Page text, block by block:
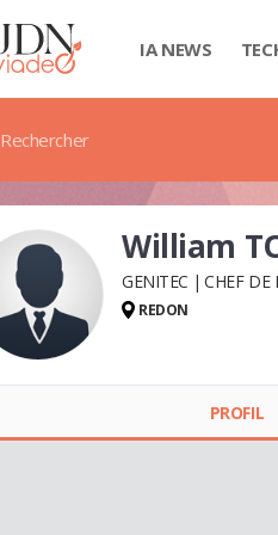
IA NEWS
Rechercher
William
GENITEC CHEF DE
REDON
PROFIL